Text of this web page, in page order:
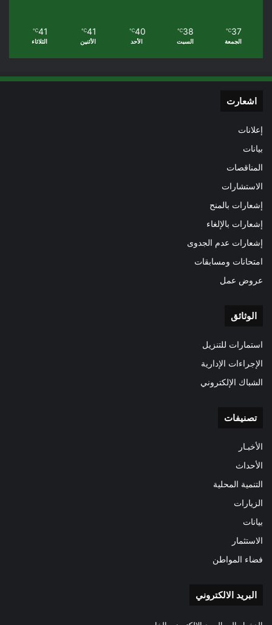
37
℃
الجمعة
38
℃
السبت
40
℃
الأحد
41
℃
الأثنين
41
℃
الثلاثاء
اشعارت
إعلانات
بيانات
المناقصات
الاستشارات
إشعارات بالمنح
إشعارات بالإلغاء
إشعارات عدم الجدوى
امتحانات ومسابقات
عروض عمل
الوثائق
استمارات للتنزيل
الإجراءات الإدارية
الشباك الإلكتروني
تصنيفات
الأخبـار
الأحداث
التنمية المحلية
الزيارات
بيانات
الاستثمار
فضاء المواطن
البريد الالكتروني